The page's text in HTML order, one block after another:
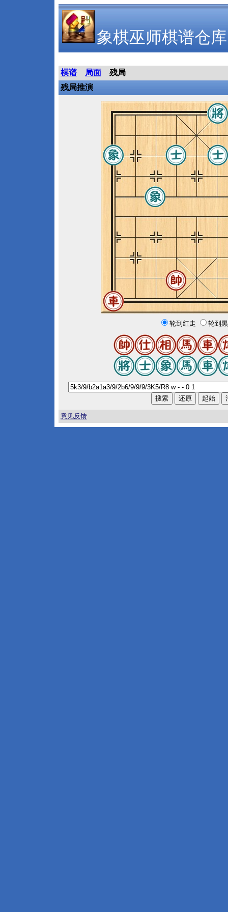
象棋巫师棋谱仓库
棋谱 局面
残局
残局推演
轮到红走 轮到
意见反馈